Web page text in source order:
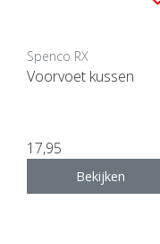
Spenco RX
Voorvoet kussen
17,95
Bekijken